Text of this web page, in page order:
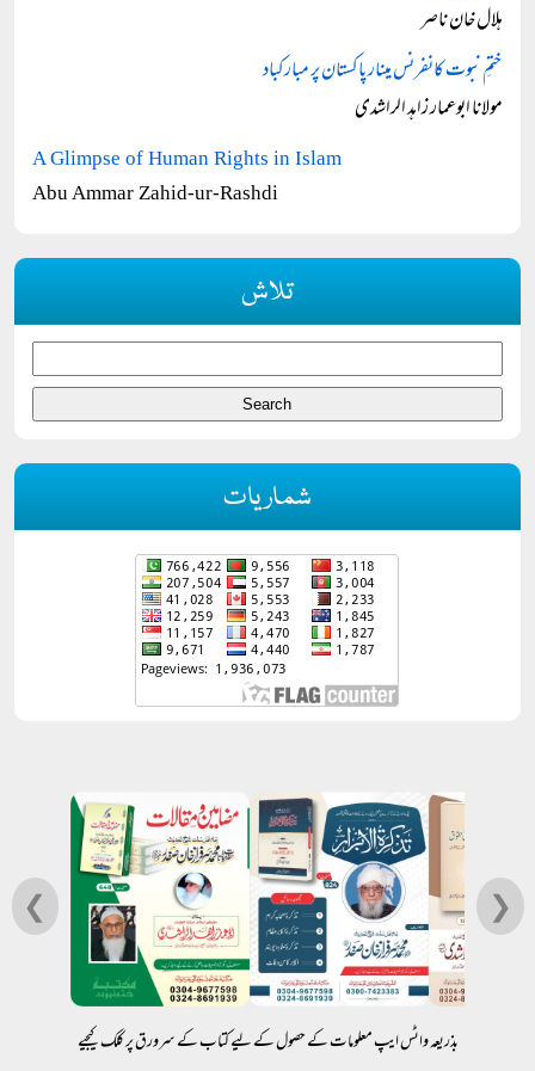
ہلال خان ناصر
ختمِ نبوت کانفرنس مینار پاکستان پر مبارکباد
مولانا ابوعمار زاہد الراشدی
A Glimpse of Human Rights in Islam
Abu Ammar Zahid-ur-Rashdi
تلاش
شماریات
❮ ❯
بذریعہ واٹس ایپ معلومات کے حصول کے لیے کتاب کے سرورق پر کلک کیجیے